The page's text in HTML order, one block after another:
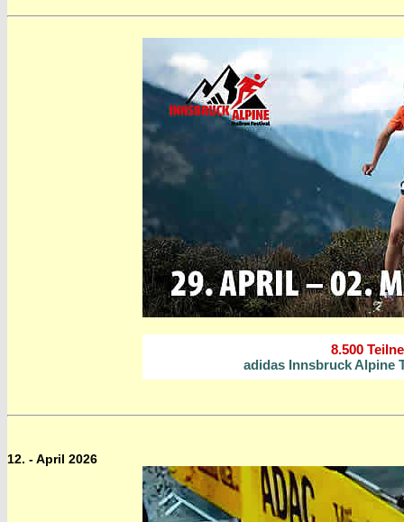
8.500
adidas Innsbruck Alpine
12. - April 2026